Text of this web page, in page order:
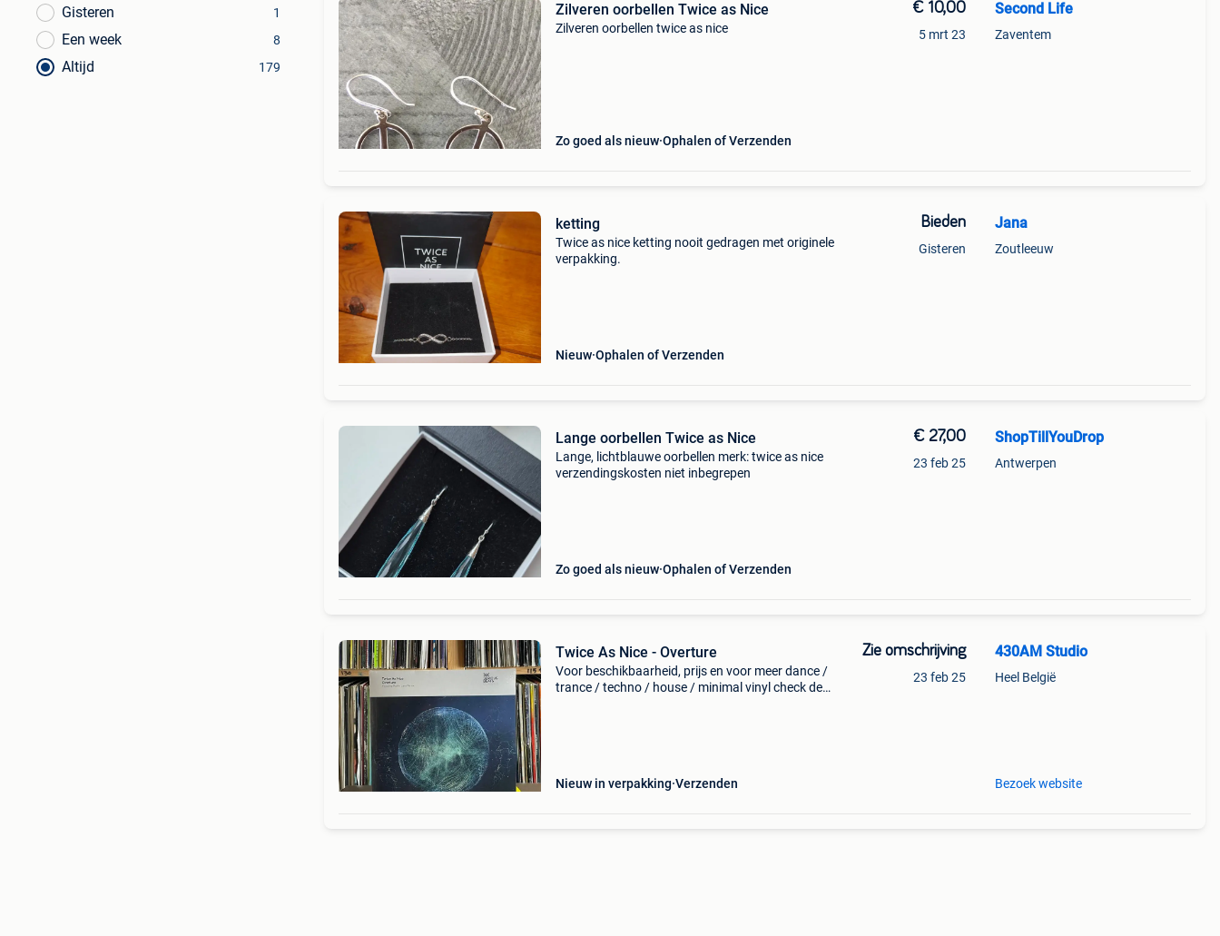
Gisteren 1
Een week 8
Altijd 179
Zilveren oorbellen Twice as Nice
Zilveren oorbellen twice as nice
Zo goed als nieuw Ophalen of Verzenden
€ 10,00
5 mrt 23
Second Life
Zaventem
ketting
Twice as nice ketting nooit gedragen met originele
verpakking.
Nieuw Ophalen of Verzenden
Bieden
Gisteren
Jana
Zoutleeuw
Lange oorbellen Twice as Nice
Lange, lichtblauwe oorbellen merk: twice as nice
verzendingskosten niet inbegrepen
Zo goed als nieuw Ophalen of Verzenden
€ 27,00
23 feb 25
ShopTillYouDrop
Antwerpen
Twice As Nice - Overture
Voor beschikbaarheid, prijs en voor meer dance /
trance / techno / house / minimal vinyl check de
Nieuw in verpakking Verzenden
Zie omschrijving
23 feb 25
430AM Studio
Heel België
Bezoek website